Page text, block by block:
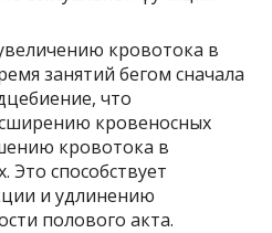
кровотока в
занятий бегом сначала
что
кровеносных
кровотока в
Это способствует
и удлинению
полового акта.